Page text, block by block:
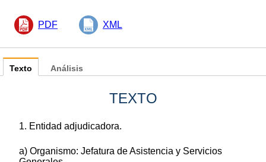
PDF XML
Texto
TEXTO
1. Entidad adjudicadora.
a) Organismo: Jefatura de Asistencia y Servicios
Análisis